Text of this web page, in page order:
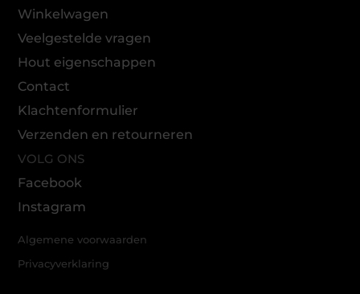
Winkelwagen
Veelgestelde vragen
Hout eigenschappen
Contact
Klachtenformulier
Verzenden en retourneren
VOLG ONS
Facebook
Instagram
Algemene voorwaarden
Privacyverklaring